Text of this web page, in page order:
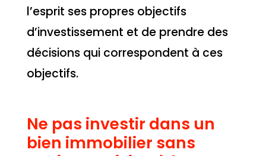
l’esprit ses propres objectifs
d’investissement et de prendre des
décisions qui correspondent à ces
objectifs.
Ne pas investir dans un
bien immobilier sans